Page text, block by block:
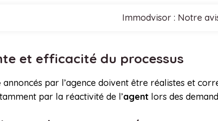
Immodvisor : Notre
et efficacité du processus
annoncés par l’agence doivent être réalistes et
par la réactivité de l’agent lors des